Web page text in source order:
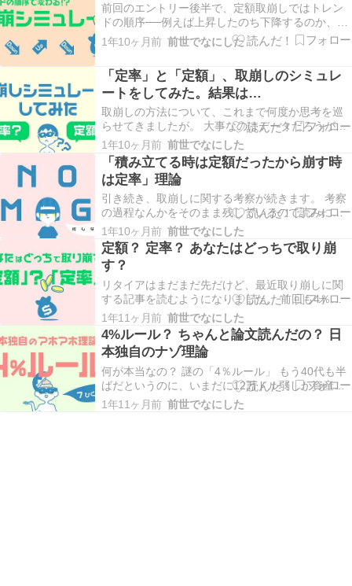
のもやもやしてるところをただ書きなぐってるだ
けなので、…
前回のエントリー後半で、定額取崩しではトレン
ドの順序──例えば上昇したのち下降するのか、下
降したのち上昇するのか──で結果が変わってしま
う、といったことに触れました。 同エントリーで
と定額取崩しを比較しました。 その結果、運用資
産…
1年10ヶ月前 前世でなにした
「定率」と「定額」、取崩しのシミュレ
ートをしてみた。結果は…
取崩しの方法について、これまで何度か思考を巡
らせてきましたが。 大事なのはデータだろうが！
ということで、今回は実際にシミュレートを行っ
てみました！ はてさて、どんな結果が待ち受けて
いるのか！ 楽しみです！ 直近10年の、VOOをサ
ンプルにして調べてみる 今回のサンプルは、言
わ…
1年10ヶ月前 前世でなにした
「積み立てる時は定額だったから崩す時
は定率」理論
引き続き、取崩しに関する考察が続きます。 考察
の過程なんかをそのまま残しているので読みにく
いと思いますが、個人的に有意義な考察だなぁと
感じているので、備忘録としてそのまま残してま
す。 さて。 資産価値を「株式数」で考える意味は
あるの？ 表題の「積み立てる時は定額だったから
崩す時…
1年10ヶ月前 前世でなにした
定額？ 定率？ あなたはどっちで取り崩
す？
リタイアはまだまだ先だけど、最近取り崩しに関
する記事を読むようになりました。 前回も4％ル
ールについて読み解いていきましたが。 さて、取
り崩し論で意見が分かれるところに、「定率」で
取り崩すのか「定額」で取り崩すのか──というの
があります。 なお先んじて書いておきますが、今
回の私…
1年11ヶ月前 前世でなにした
4%ルール？ ちゃんと論文読んだの？ 日
本独自のナゾ理論
何が本当なの？ 謎の「4％ルール」 もう40代も半
ばだというのに、いまだに12万ドル弱しか資産が
ない……。 若さが…… 若人の可能性が憎
い……！！ そんな、覚えたい魔法第一位がパルプ
1年11ヶ月前 前世でなにした